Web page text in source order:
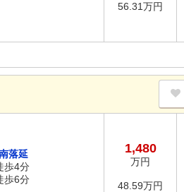
56.31万円
落延
歩4分
歩6分
1,480
万円
48.59万円